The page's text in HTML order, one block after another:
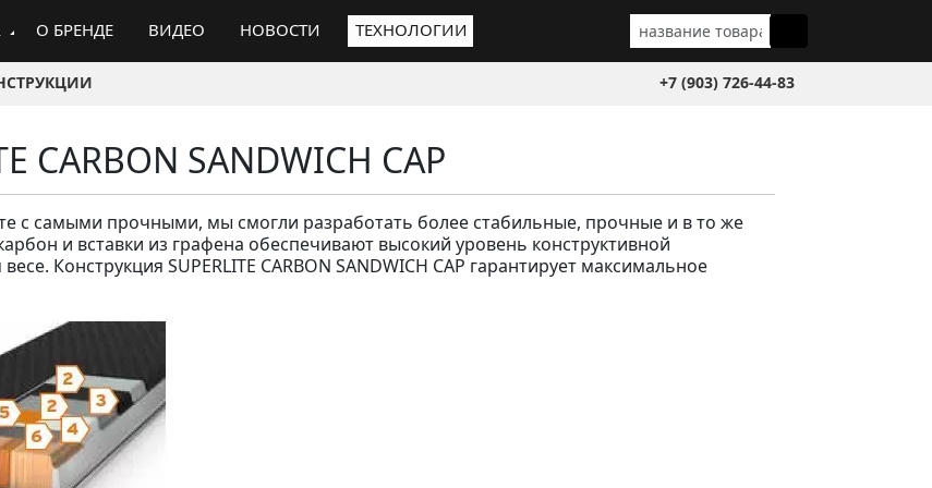
О БРЕНДЕ ВИДЕО НОВОСТИ ТЕХНОЛОГИИ
+7 (903) 726-44-83
CARBON SANDWICH CAP
с самыми прочными, мы смогли разработать более стабильные, прочные и в то же
и вставки из графена обеспечивают высокий уровень конструктивной
Конструкция SUPERLITE CARBON SANDWICH CAP гарантирует максимальное